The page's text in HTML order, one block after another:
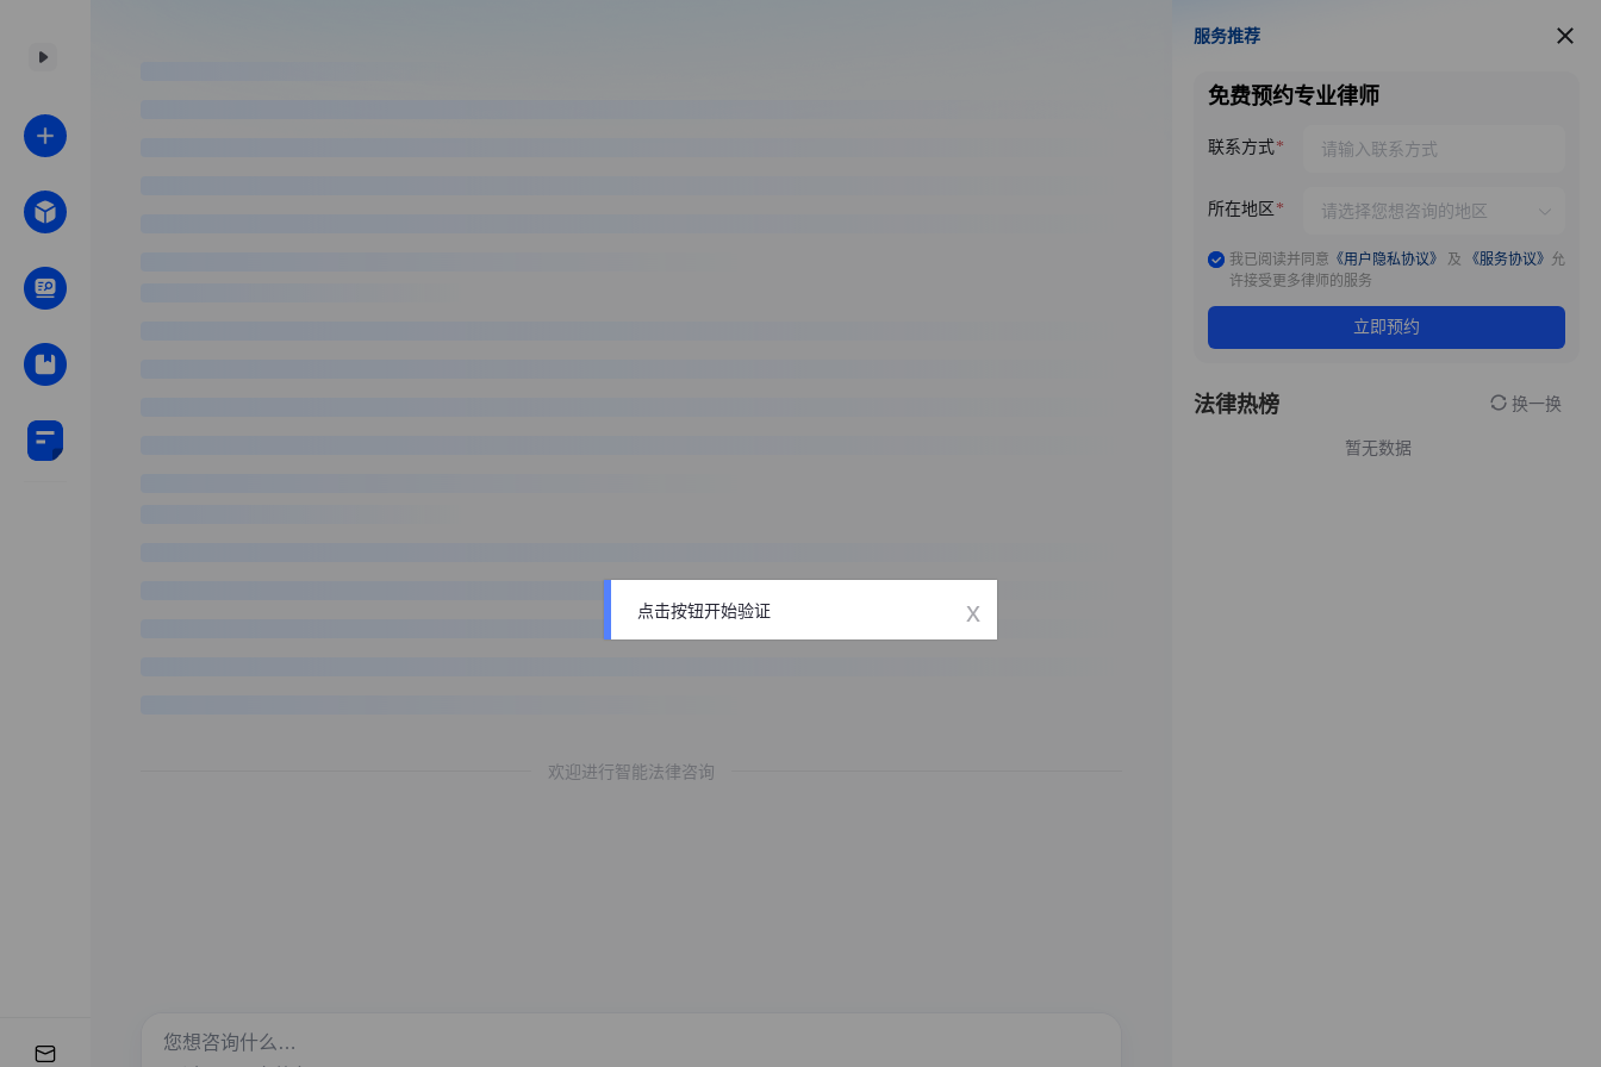
欢迎进行智能法律咨询
服务推荐
服务推荐
免费预约专业律师
联系方式
所在地区
我已阅读并同意 《用户隐私协议》 及 《服务协议》 允
许接受更多律师的服务
立即预约
法律热榜 换一换
暂无数据
点击按钮开始验证 x